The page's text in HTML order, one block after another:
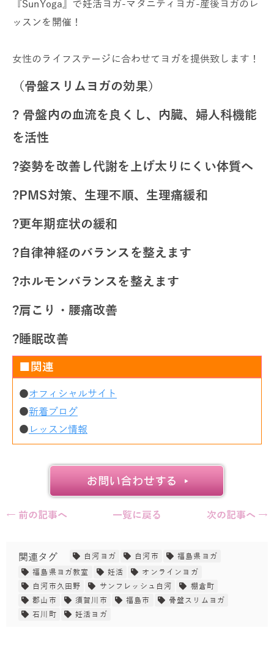
『SunYoga』で妊活ヨガ-マタニティヨガ-産後ヨガのレ
ッスンを開催！
女性のライフステージに合わせてヨガを提供致します！
（骨盤スリムヨガの効果）
? 骨盤内の血流を良くし、内臓、婦人科機能
を活性
?姿勢を改善し代謝を上げ太りにくい体質へ
?PMS対策、 生理不順、生理痛緩和
?更年期症状の緩和
?自律神経のバランスを整えます
?ホルモンバランスを整えます
?肩こり・腰痛改善
?睡眠改善
■関連
●オフィシャルサイト
●新着ブログ
●レッスン情報
← 前の記事へ 一覧に戻る 次の記事へ →
関連タグ 白河ヨガ 白河市
福島県ヨガ
福島県ヨガ教室
妊活
オンラインヨガ
白河市久田野
サンフレッシュ白河
棚倉町
郡山市
須賀川市 福島市
骨盤スリムヨガ
石川町
妊活ヨガ